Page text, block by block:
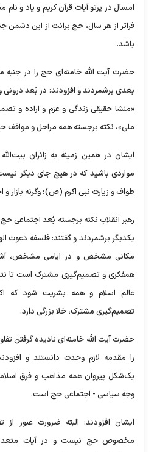
امسال در پرتو آیات قرآن کریم و یاد و
فراتر از هر سال، حج برائت از این دشمن
باشد.
حضرت آیت الله خامنه‌ای حج را در
بعدی برشمردند و افزودند: در بُعد درونی و
«منشا حقیقی زندگی و عزم و اراده و
ملی»، نکته برجسته همه مراحل و
ایشان در همین زمینه به زائران
مواردی باشید که در هیچ جای دیگر
طواف و زیارت نبی اکرم (ص)؛ وگرنه بازار
رهبر انقلاب نکته برجسته بُعد اجتماعی
یکدیگر برشمردند و گفتند: فلسفه دعوت
مکانی مشخص و در ایامی مشخص،
همفکری و تصمیم‌گیری مشترک است تا
عالم اسلام و همه بشریت شود که
تصمیم‌گیری مشترک، خلا بزرگی دارد.
حضرت آیت الله خامنه‌ای نادیده گرفتن
را مقدمه لازم وحدت دانستند و
یک‌شکل پیروان همه مذاهب و فرق
وجه سیاسی - اجتماعی حج است.
ایشان افزودند: البته ضرورت عبور از
مخصوص حج نیست و در آیات